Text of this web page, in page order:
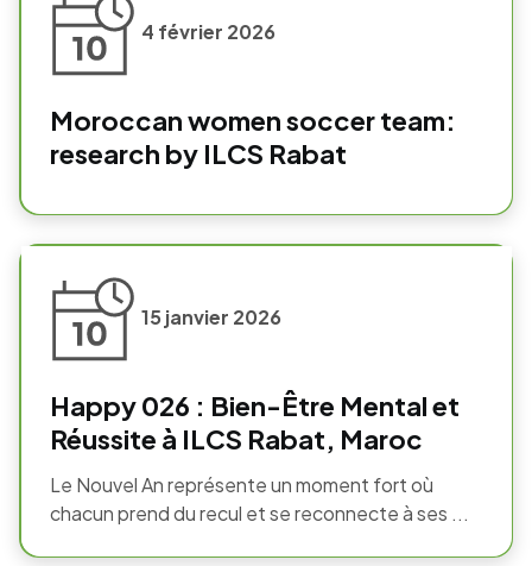
4 février 2026
Moroccan women soccer team:
research by ILCS Rabat
15 janvier 2026
Happy 026 : Bien-Être Mental et
Réussite à ILCS Rabat, Maroc
Le Nouvel An représente un moment fort où
chacun prend du recul et se reconnecte à ses ...